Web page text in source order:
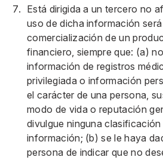
Está dirigida a un tercero no
uso de dicha información
comercialización de un
financiero, siempre que: (a)
información de registros
privilegiada o información
el carácter de una persona,
modo de vida o reputación
divulgue ninguna clasificación
información; (b) se le haya
persona de indicar que no